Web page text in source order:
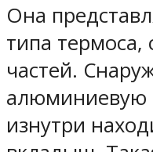
Она
типа термоса,
частей.
алюминиевую
изнутри